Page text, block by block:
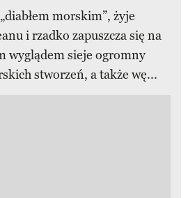
morskim”, żyje
i rzadko zapuszcza się na
wyglądem sieje ogromny
stworzeń, a także wę...